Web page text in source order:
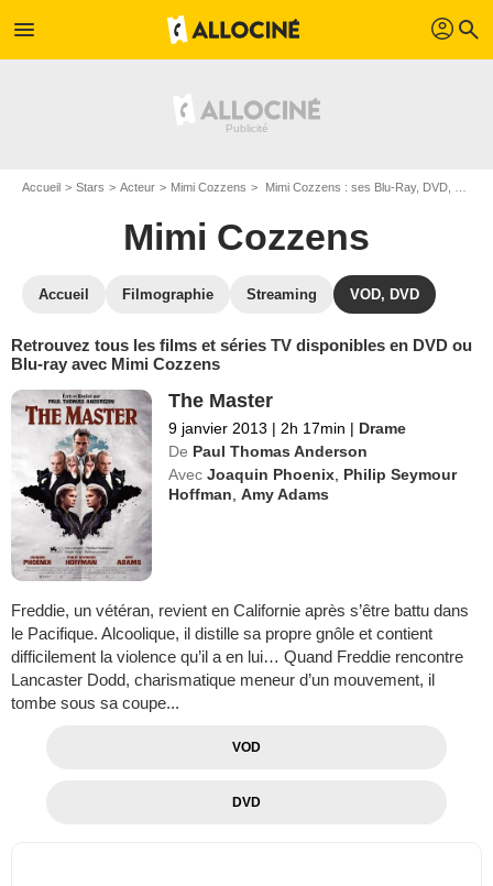
menu profil search
Accueil Stars Acteur Mimi Cozzens Mimi Cozzens : ses Blu-Ray, DVD, VOD, SVOD
Mimi Cozzens
Accueil Filmographie Streaming VOD, DVD
Retrouvez tous les films et séries TV disponibles en DVD ou
Blu-ray avec Mimi Cozzens
The Master
9 janvier 2013 | 2h 17min | Drame
De Paul Thomas Anderson
Avec Joaquin Phoenix Philip Seymour
Hoffman ,Amy Adams
Freddie, un vétéran, revient en Californie après s’être battu dans
le Pacifique. Alcoolique, il distille sa propre gnôle et contient
difficilement la violence qu’il a en lui… Quand Freddie rencontre
Lancaster Dodd, charismatique meneur d’un mouvement, il
tombe sous sa coupe...
VOD
DVD